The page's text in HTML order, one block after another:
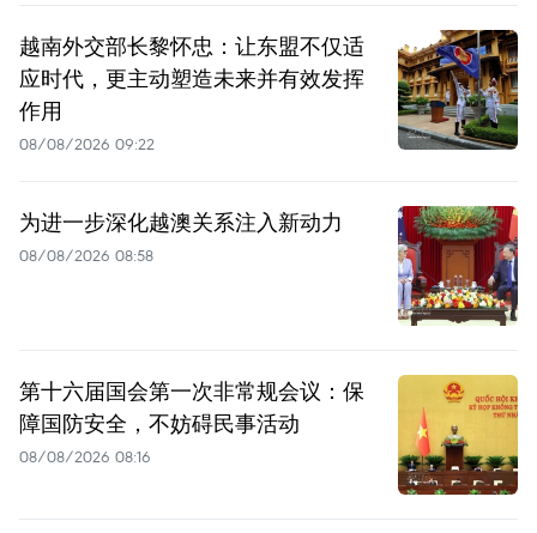
越南外交部长黎怀忠：让东盟不仅适
应时代，更主动塑造未来并有效发挥
作用
08/08/2026 09:22
为进一步深化越澳关系注入新动力
08/08/2026 08:58
第十六届国会第一次非常规会议：保
障国防安全，不妨碍民事活动
08/08/2026 08:16